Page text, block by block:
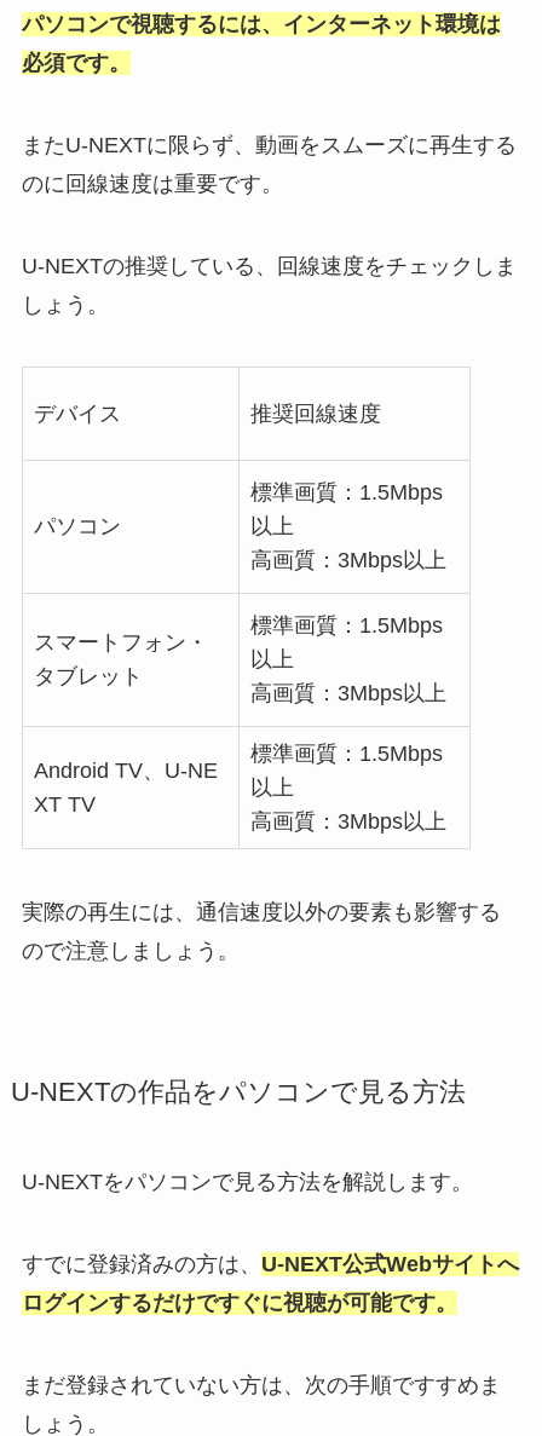
パソコンで視聴するには、インターネット環境は
必須です。
またU-NEXTに限らず、動画をスムーズに再生する
のに回線速度は重要です。
U-NEXTの推奨している、回線速度をチェックしま
しょう。
デバイス 推奨回線速度
パソコン
標準画質：1.5Mbps
以上
高画質：3Mbps以上
スマートフォン・
タブレット
標準画質：1.5Mbps
以上
高画質：3Mbps以上
Android TV、U-NE
XT TV
標準画質：1.5Mbps
以上
高画質：3Mbps以上
実際の再生には、通信速度以外の要素も影響する
ので注意しましょう。
U-NEXTの作品をパソコンで見る方法
U-NEXTをパソコンで見る方法を解説します。
すでに登録済みの方は、 U-NEXT公式Webサイトへ
ログインするだけですぐに視聴が可能です。
まだ登録されていない方は、次の手順ですすめま
しょう。